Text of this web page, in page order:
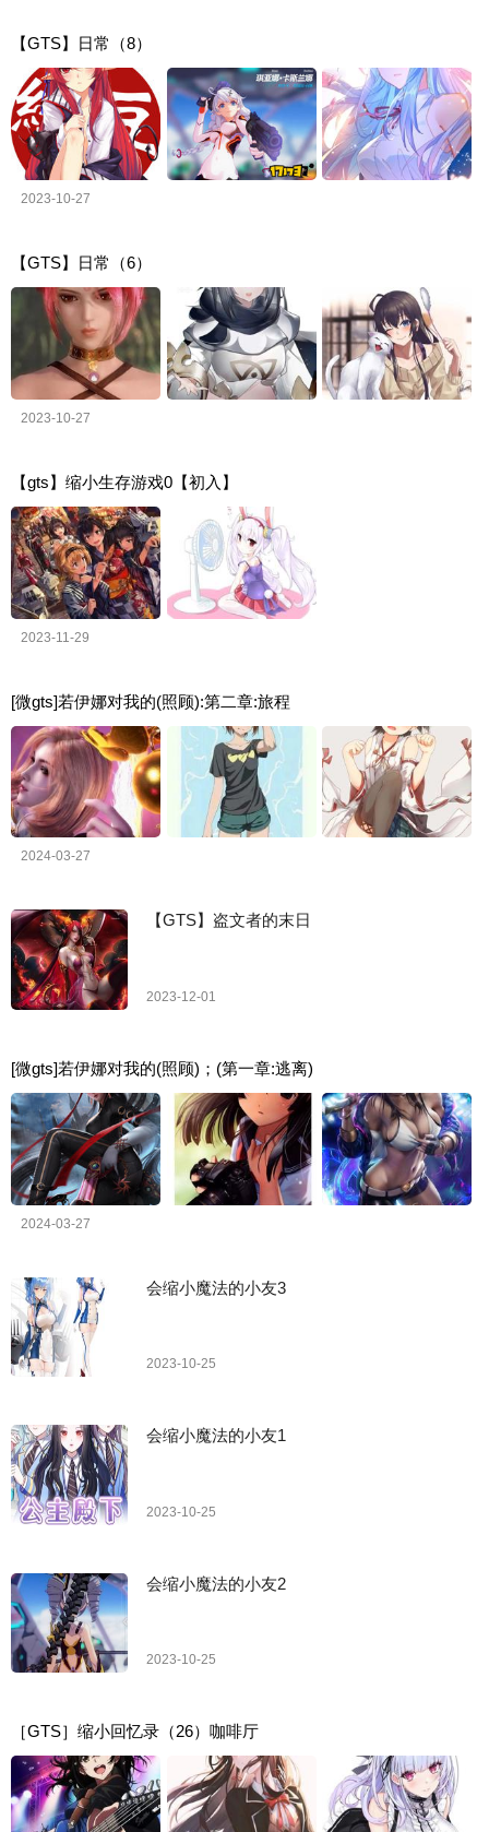
【GTS】日常（8）
2023-10-27
【GTS】日常（6）
2023-10-27
【gts】缩小生存游戏0【初入】
2023-11-29
[微gts]若伊娜对我的(照顾):第二章:旅程
2024-03-27
【GTS】盗文者的末日
2023-12-01
[微gts]若伊娜对我的(照顾)；(第一章:逃离)
2024-03-27
会缩小魔法的小友3
2023-10-25
会缩小魔法的小友1
2023-10-25
会缩小魔法的小友2
2023-10-25
［GTS］缩小回忆录（26）咖啡厅